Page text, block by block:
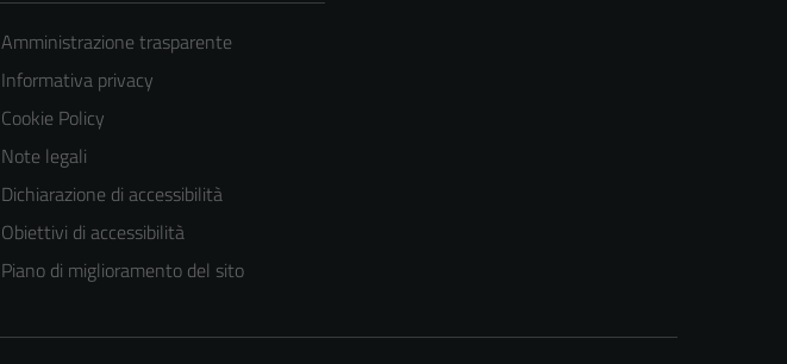
Amministrazione trasparente
Informativa privacy
Cookie Policy
Note legali
Dichiarazione di accessibilità
Obiettivi di accessibilità
Piano di miglioramento del sito